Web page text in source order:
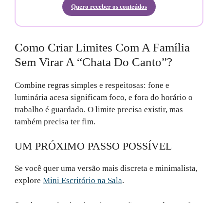
Quero receber os conteúdos
Como Criar Limites Com A Família
Sem Virar A “chata Do Canto”?
Combine regras simples e respeitosas: fone e
luminária acesa significam foco, e fora do horário o
trabalho é guardado. O limite precisa existir, mas
também precisa ter fim.
UM PRÓXIMO PASSO POSSÍVEL
Se você quer uma versão mais discreta e minimalista,
explore Mini Escritório na Sala.